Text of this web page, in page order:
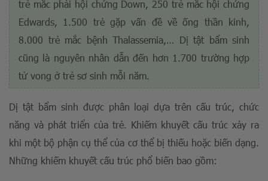
trẻ mắc phải hội chứng Down, 250 trẻ mắc hội chứng
Edwards, 1.500 trẻ gặp vấn đề về ống thần kinh,
8.000 trẻ mắc bệnh Thalassemia,… Dị tật bẩm sinh
cũng là nguyên nhân dẫn đến hơn 1.700 trường hợp
tử vong ở trẻ sơ sinh mỗi năm.
Dị tật bẩm sinh được phân loại dựa trên cấu trúc, chức
năng và phát triển của trẻ. Khiếm khuyết cấu trúc xảy ra
khi một bộ phận cụ thể của cơ thể bị thiếu hoặc biến dạng.
Những khiếm khuyết cấu trúc phổ biến bao gồm: